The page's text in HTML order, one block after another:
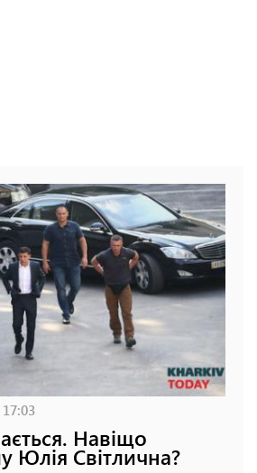
Навіщо
Юлія Світлична?